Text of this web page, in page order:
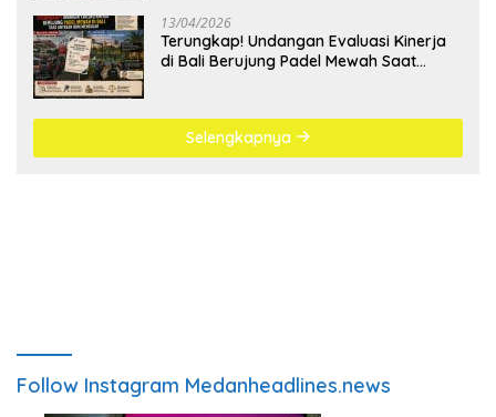
13/04/2026
Terungkap! Undangan Evaluasi Kinerja
di Bali Berujung Padel Mewah Saat
Selengkapnya
Follow Instagram Medanheadlines.news